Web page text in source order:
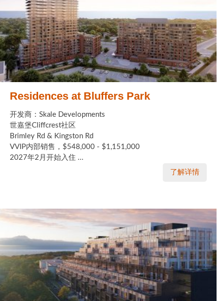
Residences at Bluffers Park
开发商：Skale Developments
世嘉堡Cliffcrest社区
Brimley Rd & Kingston Rd
VVIP内部销售，$548,000 - $1,151,000
2027年2月开始入住 ...
了解详情